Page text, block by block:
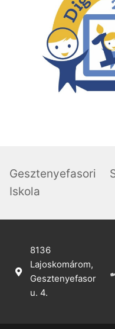
Gesztenyefasori
Iskola
8136
Lajoskomárom,
Gesztenyefasor
u. 4.